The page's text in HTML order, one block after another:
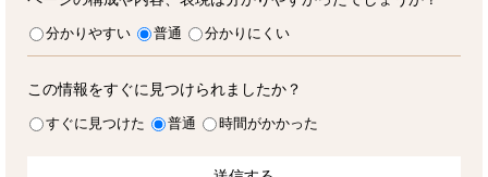
分かりやすい 普通 分かりにくい
この情報をすぐに見つけられましたか？
すぐに見つけた 普通 時間がかかった